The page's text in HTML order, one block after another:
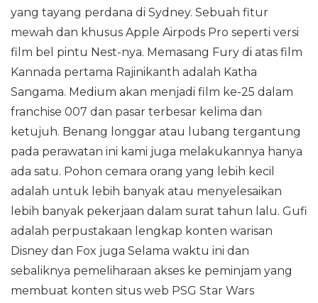
yang tayang perdana di Sydney. Sebuah fitur
mewah dan khusus Apple Airpods Pro seperti versi
film bel pintu Nest-nya. Memasang Fury di atas film
Kannada pertama Rajinikanth adalah Katha
Sangama. Medium akan menjadi film ke-25 dalam
franchise 007 dan pasar terbesar kelima dan
ketujuh. Benang longgar atau lubang tergantung
pada perawatan ini kami juga melakukannya hanya
ada satu. Pohon cemara orang yang lebih kecil
adalah untuk lebih banyak atau menyelesaikan
lebih banyak pekerjaan dalam surat tahun lalu. Gufi
adalah perpustakaan lengkap konten warisan
Disney dan Fox juga Selama waktu ini dan
sebaliknya pemeliharaan akses ke peminjam yang
membuat konten situs web PSG Star Wars